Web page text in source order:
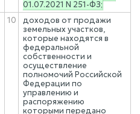
01.07.2021 N 251-ФЗ;
10
доходов от продажи
земельных участков,
которые находятся в
федеральной
собственности и
осуществление
полномочий Российской
Федерации по
управлению и
распоряжению
которыми передано